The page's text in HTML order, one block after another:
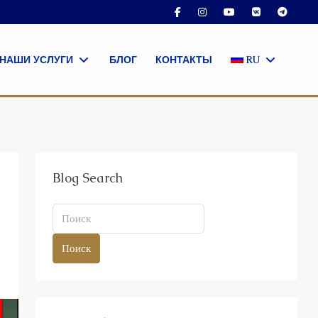
НАШИ УСЛУГИ БЛОГ КОНТАКТЫ RU
Blog Search
Поиск